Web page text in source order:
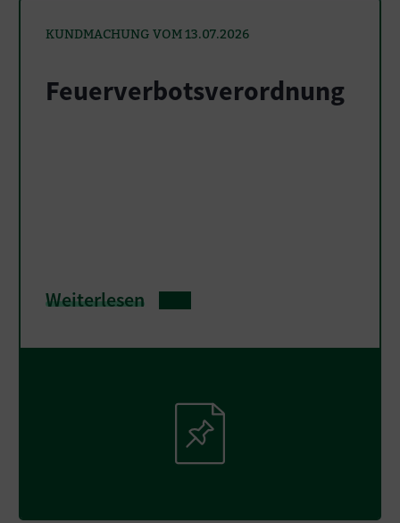
KUNDMACHUNG VOM 13.07.2026
Feuerverbotsverordnung
Weiterlesen